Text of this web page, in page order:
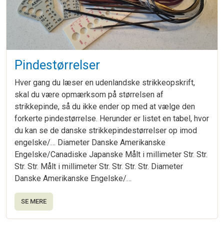
Pindestørrelser
Hver gang du læser en udenlandske strikkeopskrift,
skal du være opmærksom på størrelsen af
strikkepinde, så du ikke ender op med at vælge den
forkerte pindestørrelse. Herunder er listet en tabel, hvor
du kan se de danske strikkepindestørrelser op imod
engelske/… Diameter Danske Amerikanske
Engelske/Canadiske Japanske Målt i millimeter Str. Str.
Str. Str. Målt i millimeter Str. Str. Str. Str. Diameter
Danske Amerikanske Engelske/…
SE MERE